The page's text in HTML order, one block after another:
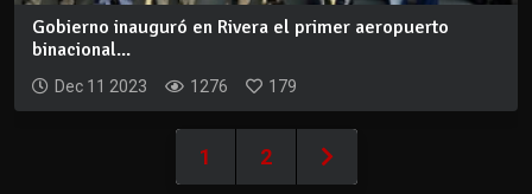
Gobierno inauguró en Rivera el primer aeropuerto
binacional...
Dec 11 2023 1276 179
1 2